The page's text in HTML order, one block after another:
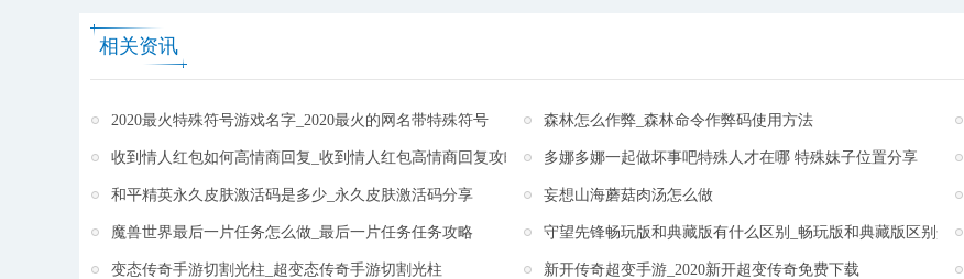
下，策划为平民打抱不平，每天登陆送送送抽奖卷 抽抽
抽到手软!!登陆再送充值劵!!福利一磅接一磅，战力飙
式，开创玄幻动作rpg的先河，独有功法系统。以及各门
派的职业的特色，阵型对抗， 这个玄幻大陆的奇妙在等
待着你的探索 [详细]
相关资讯
2020最火特殊符号游戏名字_2020最火的网名带特殊符号 森林怎么作弊_森林命令作弊码使用方法
收到情人红包如何高情商回复_收到情人红包高情商回复攻略 多娜多娜一起做坏事吧特殊人才在哪 特殊妹子位置分享
和平精英永久皮肤激活码是多少_永久皮肤激活码分享 妄想山海蘑菇肉汤怎么做
魔兽世界最后一片任务怎么做_最后一片任务任务攻略 守望先锋畅玩版和典藏版有什么区别_畅玩版和典藏版区别介绍
变态传奇手游切割光柱_超变态传奇手游切割光柱 新开传奇超变手游_2020新开超变传奇免费下载